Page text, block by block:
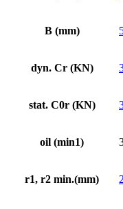
B (mm)
dyn. Cr (KN)
stat. C0r (KN)
oil (min1)
r1, r2 min.(mm)